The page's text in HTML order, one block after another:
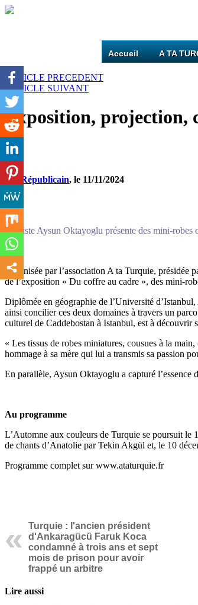
Accueil A TA
ARTICLE PRECEDENT
ARTICLE SUIVANT
Exposition, projection,
Est-Républicain, le 11/11/2024
L’artiste Aysun Oktayoglu présente des mini-
Organisée par l’association A ta Turquie,
de l’exposition « Du coffre au cadre », des mini-
Diplômée en géographie de l’Université
ainsi concilier ces deux domaines à travers un
culturel de Caddebostan à Istanbul, est à découvrir
« Les tissus de robes miniatures, cousues à la
hommage à sa mère qui lui a transmis sa passion
En parallèle, Aysun Oktayoglu a capturé l’essence
Au programme
L’Automne aux couleurs de Turquie se poursuit
de chants d’Anatolie par Tekin Akgül et, le 10
Programme complet sur www.ataturquie.fr
Turquie : l'ancien président
d'Ankaragücü Faruk Koca
condamné à trois ans et sept
mois de prison pour avoir
frappé un arbitre
Lire aussi